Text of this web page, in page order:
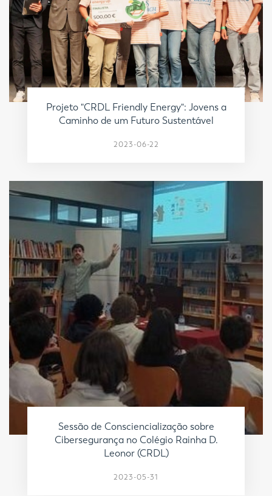
Projeto "CRDL Friendly Energy": Jovens a
Caminho de um Futuro Sustentável
2023-06-22
Sessão de Consciencialização sobre
Cibersegurança no Colégio Rainha D.
Leonor (CRDL)
2023-05-31